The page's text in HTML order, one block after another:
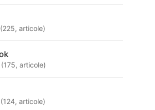
(225,articole)
(175,articole)
(124,articole)